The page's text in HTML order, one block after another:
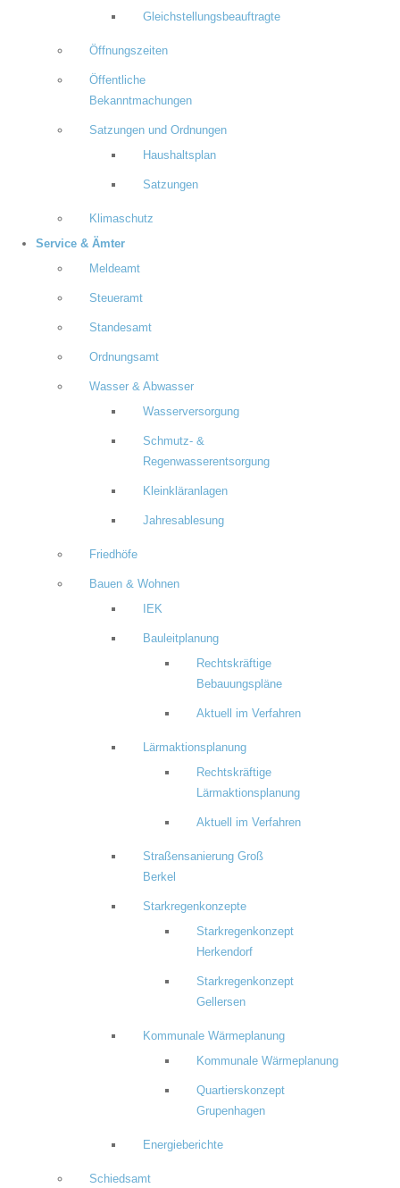
Gleichstellungsbeauftragte
Öffnungszeiten
Öffentliche
Bekanntmachungen
Satzungen und Ordnungen
Haushaltsplan
Satzungen
Klimaschutz
Service & Ämter
Meldeamt
Steueramt
Standesamt
Ordnungsamt
Wasser & Abwasser
Wasserversorgung
Schmutz- &
Regenwasserentsorgung
Kleinkläranlagen
Jahresablesung
Friedhöfe
Bauen & Wohnen
IEK
Bauleitplanung
Rechtskräftige
Bebauungspläne
Aktuell im Verfahren
Lärmaktionsplanung
Rechtskräftige
Lärmaktionsplanung
Aktuell im Verfahren
Straßensanierung Groß
Berkel
Starkregenkonzepte
Starkregenkonzept
Herkendorf
Starkregenkonzept
Gellersen
Kommunale Wärmeplanung
Kommunale Wärmeplanung
Quartierskonzept
Grupenhagen
Energieberichte
Schiedsamt